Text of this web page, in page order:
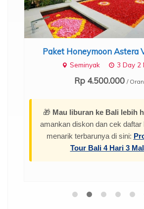
Paket Honeymoon Astera
Seminyak 3 Day 2
Rp 4.500.000 /
🎁 Mau liburan ke Bali lebih
amankan diskon dan cek daftar
menarik terbarunya di sini:
Tour Bali 4 Hari 3